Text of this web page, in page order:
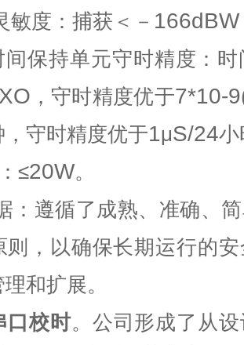
敏度：捕获＜－ 166dBW
间保持单元守时精度：
，守时精度优于7*10-
守时精度优于1μS/24小
≤20W。
：遵循了成熟、准确、
则，以确保长期运行的
和扩展。
口校时。公司形成了从